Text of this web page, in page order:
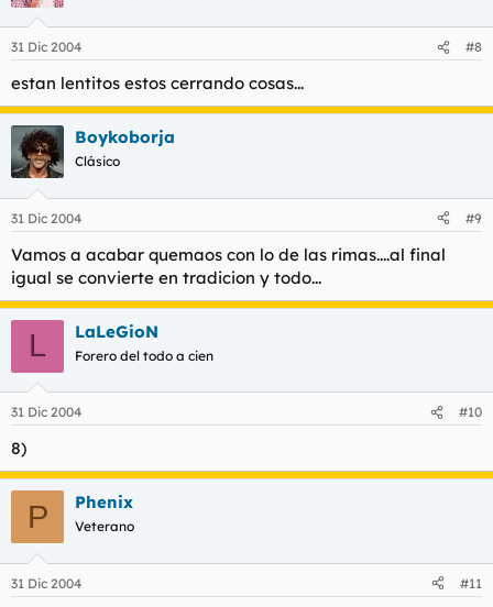
31 Dic 2004 #8
estan lentitos estos cerrando cosas...
Boykoborja
Clásico
31 Dic 2004 #9
Vamos a acabar quemaos con lo de las rimas....al final
igual se convierte en tradicion y todo...
L LaLeGioN
Forero del todo a cien
31 Dic 2004 #10
8)
P Phenix
Veterano
31 Dic 2004 #11